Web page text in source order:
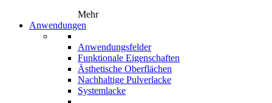
Mehr
Anwendungen
Anwendungsfelder
Funktionale Eigenschaften
Ästhetische Oberflächen
Nachhaltige Pulverlacke
Systemlacke